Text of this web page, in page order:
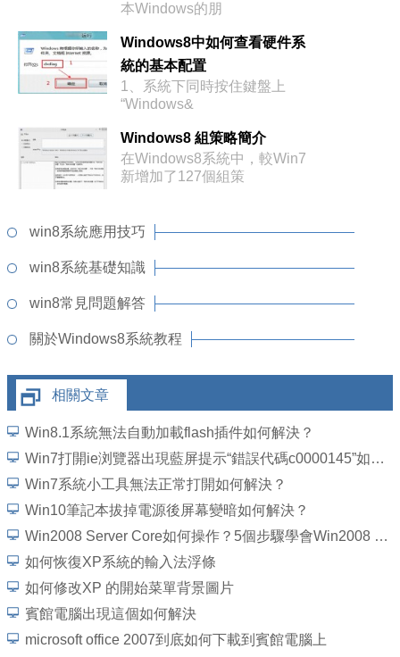
本Windows的朋
Windows8中如何查看硬件系
統的基本配置
1、系統下同時按住鍵盤上
“Windows&
Windows8 組策略簡介
在Windows8系統中，較Win7
新增加了127個組策
win8系統應用技巧
win8系統基礎知識
win8常見問題解答
關於Windows8系統教程
相關文章
Win8.1系統無法自動加載flash插件如何解決？
Win7打開ie浏覽器出現藍屏提示“錯誤代碼c0000145”如何解決？
Win7系統小工具無法正常打開如何解決？
Win10筆記本拔掉電源後屏幕變暗如何解決？
Win2008 Server Core如何操作？5個步驟學會Win2008 Server Core操作
如何恢復XP系統的輸入法浮條
如何修改XP 的開始菜單背景圖片
賓館電腦出現這個如何解決
microsoft office 2007到底如何下載到賓館電腦上